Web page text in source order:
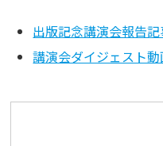
出版記念講演会報告
講演会ダイジェスト動